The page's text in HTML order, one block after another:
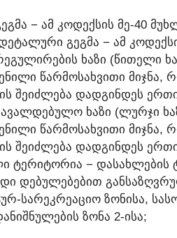
− ᲐᲛ ᲙᲝᲓᲔᲥᲡᲘᲡ ᲛᲔ-40
ᲒᲔᲒᲛᲐ − ᲐᲛ
ᲮᲐᲖᲘ (ᲬᲘᲗᲔᲚᲘ
ᲬᲐᲠᲛᲝᲡᲐᲮᲕᲘᲗᲘ ᲛᲘᲯᲜᲐ,
ᲨᲔᲘᲫᲚᲔᲑᲐ ᲓᲐᲓᲒᲘᲜᲓᲔᲡ
ᲡᲐᲕᲐᲚᲓᲔᲑᲣᲚᲝ ᲮᲐᲖᲘ (ᲚᲣᲠᲯᲘ
ᲬᲐᲠᲛᲝᲡᲐᲮᲕᲘᲗᲘ ᲛᲘᲯᲜᲐ,
ᲨᲔᲘᲫᲚᲔᲑᲐ ᲓᲐᲓᲒᲘᲜᲓᲔᲡ
ᲢᲔᲠᲘᲢᲝᲠᲘᲐ −
ᲓᲔᲑᲣᲚᲔᲑᲔᲑᲘᲗ
ᲡᲐᲠᲔᲙᲠᲔᲐᲪᲘᲝ ᲖᲝᲜᲘᲡᲐ,
ᲖᲝᲜᲐ 2-ᲘᲡᲐ;